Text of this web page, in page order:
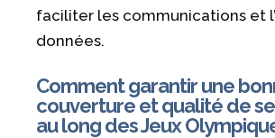
faciliter les communications et
données.
Comment garantir une
couverture et qualité de
au long des Jeux